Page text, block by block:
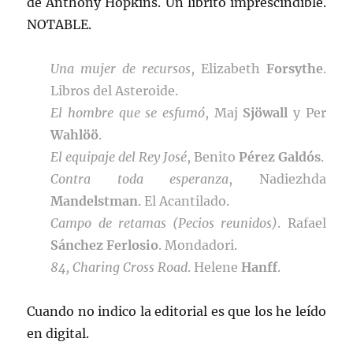
NOTABLE.
Una mujer de recursos, Elizabeth Forsythe.
Libros del Asteroide.
El hombre que se esfumó, Maj Sjöwall y Per
Wahlöö.
El equipaje del Rey José, BenitoPérez Galdós.
Contra toda esperanza, Nadiezhda
Mandelstman. El Acantilado.
Campo de retamas (Pecios reunidos). Rafael
Sánchez Ferlosio. Mondadori.
84, Charing Cross Road. HeleneHanff.
Cuando no indico la editorial es que los he leído
en digital.